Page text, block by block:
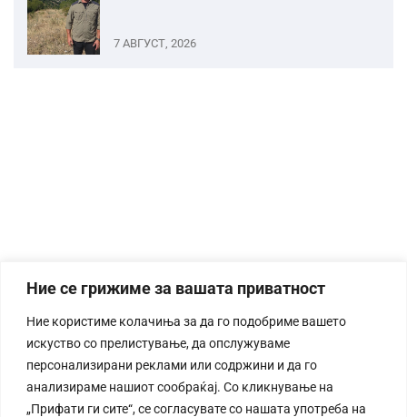
Ние се грижиме за вашата приватност
Ние користиме колачиња за да го подобриме вашето
искуство со прелистување, да опслужуваме
персонализирани реклами или содржини и да го
анализираме нашиот сообраќај. Со кликнување на
„Прифати ги сите“, се согласувате со нашата употреба на
7 АВГУСТ, 2026